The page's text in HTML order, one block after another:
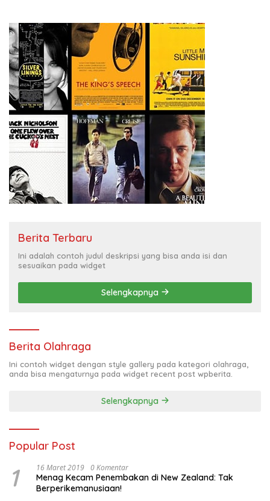
Berita Terbaru
Ini adalah contoh judul deskripsi yang bisa anda isi dan
sesuaikan pada widget
Selengkapnya
Berita Olahraga
Ini contoh widget dengan style gallery pada kategori olahraga,
anda bisa mengaturnya pada widget recent post wpberita.
Selengkapnya
Popular Post
1 16 Maret 2019 0 Komentar
Menag Kecam Penembakan di New Zealand: Tak
Berperikemanusiaan!